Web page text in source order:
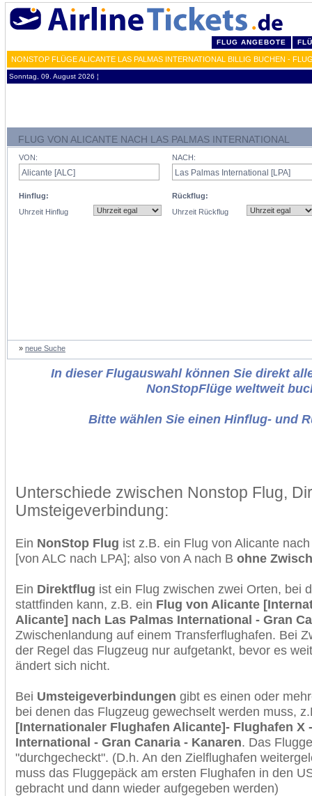
FLUG ANGEBOTE
NONSTOP FLÜGE ALICANTE LAS PALMAS INTERNATIONAL BILLIG BUCHEN -
Sonntag, 09. August 2026 ¦
FLUG VON ALICANTE NACH LAS PALMAS INTERNATIONAL
VON:
Hinflug:
Uhrzeit Hinflug
NACH:
Rückflug:
Uhrzeit Rückflug
» neue Suche
In dieser Flugauswahl können Sie direkt
NonStopFlüge weltweit
Bitte wählen Sie einen Hinflug- und
Unterschiede zwischen Nonstop Flug,
Umsteigeverbindung:
Ein NonStop Flug ist z.B. ein Flug von Alicante
[von ALC nach LPA]; also von A nach B ohne
Ein Direktflug ist ein Flug zwischen zwei Orten, bei
stattfinden kann, z.B. ein Flug von Alicante
Alicante] nach Las Palmas International - Gran
Zwischenlandung auf einem Transferflughafen. Bei
der Regel das Flugzeug nur aufgetankt, bevor es
ändert sich nicht.
Bei Umsteigeverbindungen gibt es einen oder
bei denen das Flugzeug gewechselt werden muss,
[Internationaler Flughafen Alicante]- Flughafen X
International - Gran Canaria - Kanaren. Das
"durchgecheckt". (D.h. An den Zielflughafen
muss das Fluggepäck am ersten Flughafen in den
gebracht und dann wieder aufgegeben werden)